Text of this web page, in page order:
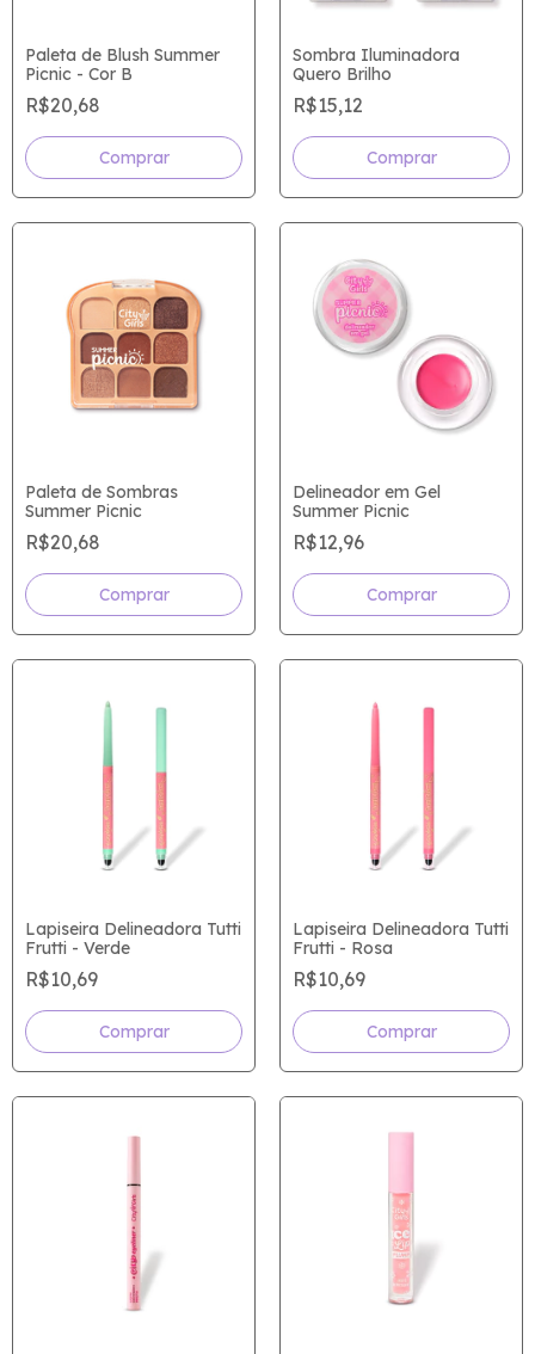
Paleta de Blush Summer
Picnic - Cor B
R$20,68
Sombra Iluminadora
Quero Brilho
R$15,12
Comprar
Paleta de Sombras
Summer Picnic
R$20,68
Comprar
Delineador em Gel
Summer Picnic
R$12,96
Comprar
Lapiseira Delineadora Tutti
Frutti - Verde
R$10,69
Lapiseira Delineadora Tutti
Frutti - Rosa
R$10,69